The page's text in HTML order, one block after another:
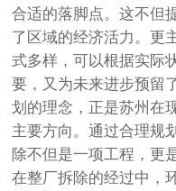
合适的落脚点。这不但
了区域的经济活力。更
式多样，可以根据实际
要，又为未来进步预留
划的理念，正是苏州在
主要方向。通过合理规
除不但是一项工程，更
在整厂拆除的经过中，